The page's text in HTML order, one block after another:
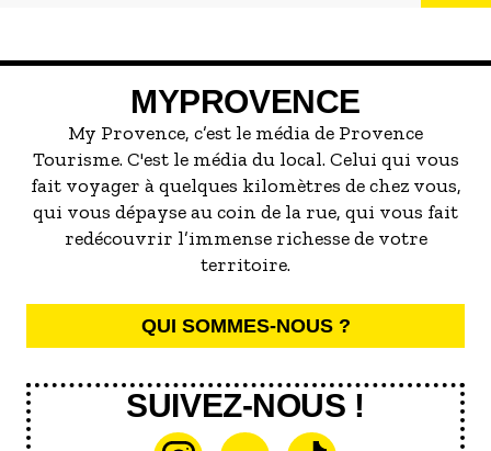
peut d'ailleurs vite être submergé·e par la
servir la meilleure...
MYPROVENCE
My Provence, c’est le média de Provence
Tourisme. C'est le média du local. Celui qui vous
fait voyager à quelques kilomètres de chez vous,
qui vous dépayse au coin de la rue, qui vous fait
redécouvrir l’immense richesse de votre
territoire.
QUI SOMMES-NOUS ?
SUIVEZ-NOUS !